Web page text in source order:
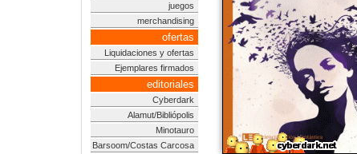
juegos
merchandising
ofertas
Liquidaciones y ofertas
Ejemplares firmados
editoriales
Cyberdark
Alamut/Bibliópolis
Minotauro
Barsoom/Costas Carcosa